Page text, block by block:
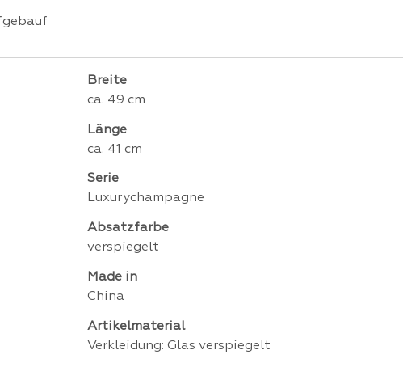
Breite
ca. 49 cm
Länge
ca. 41 cm
Serie
Luxurychampagne
Absatzfarbe
verspiegelt
Made in
China
Artikelmaterial
Verkleidung: Glas verspiegelt